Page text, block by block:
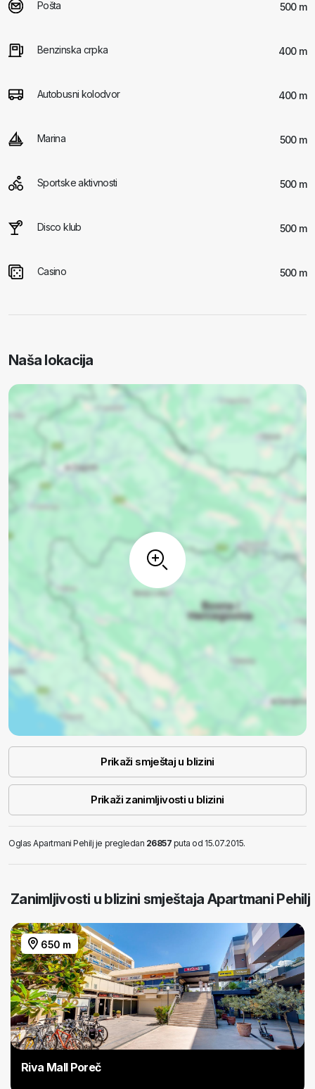
Pošta 500 m
Benzinska crpka 400 m
Autobusni kolodvor 400 m
Marina 500 m
Sportske aktivnosti 500 m
Disco klub 500 m
Casino 500 m
Naša lokacija
Prikaži smještaj u blizini
Prikaži zanimljivosti u blizini
Oglas Apartmani Pehilj je pregledan 26857 puta od 15.07.2015.
Zanimljivosti u blizini smještaja Apartmani Pehilj
650 m
Riva Mall Poreč